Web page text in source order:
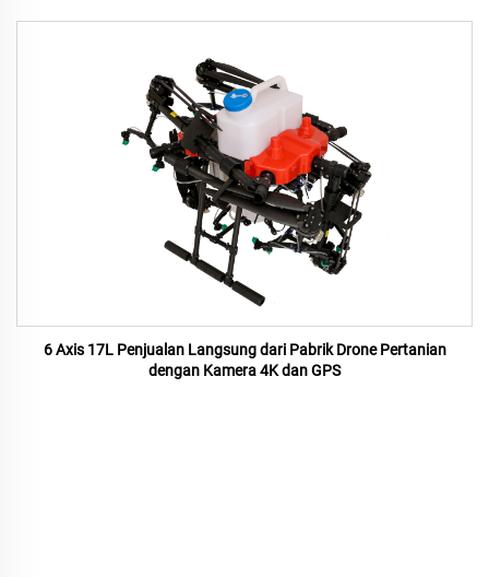
6 Axis 17L Penjualan Langsung dari Pabrik Drone Pertanian
dengan Kamera 4K dan GPS